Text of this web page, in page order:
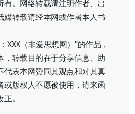
有。网络转载请注明作者、出
媒转载请经本网或作者本人书
XXX（非爱思想网）”的作品，
，转载目的在于分享信息、助
代表本网赞同其观点和对其真
或版权人不愿被使用，请来函
。